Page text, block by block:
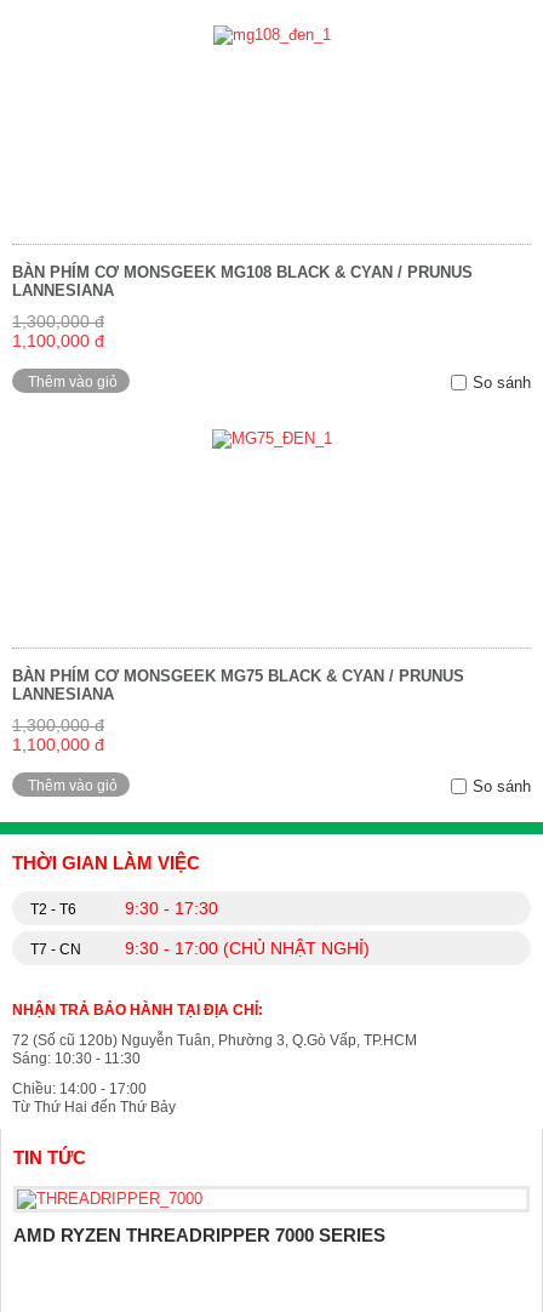
BÀN PHÍM CƠ MONSGEEK MG108 BLACK & CYAN / PRUNUS
LANNESIANA
1,300,000 đ
1,100,000 đ
Thêm vào giỏ So sánh
BÀN PHÍM CƠ MONSGEEK MG75 BLACK & CYAN / PRUNUS
LANNESIANA
1,300,000 đ
1,100,000 đ
Thêm vào giỏ So sánh
THỜI GIAN LÀM VIỆC
T2 - T6 9:30 - 17:30
T7 - CN 9:30 - 17:00 (CHỦ NHẬT NGHỈ)
NHẬN TRẢ BẢO HÀNH TẠI ĐỊA CHỈ:
72 (Số cũ 120b) Nguyễn Tuân, Phường 3, Q.Gò Vấp, TP.HCM
Sáng: 10:30 - 11:30
Chiều: 14:00 - 17:00
Từ Thứ Hai đến Thứ Bảy
TIN TỨC
AMD RYZEN THREADRIPPER 7000 SERIES